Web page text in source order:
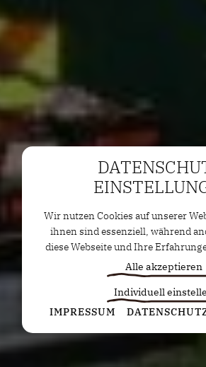
Wir nutzen Cookies auf unserer
ihnen sind essenziell, während
diese Webseite und Ihre
Alle akzeptieren
Individuell
Statistiken
Diese Cookies erfassen anonyme
Informationen helfen uns zu
unsere Website noch weiter
IMPRESSUM